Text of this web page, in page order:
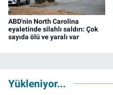
ABD'nin North Carolina
eyaletinde silahlı saldırı: Çok
sayıda ölü ve yaralı var
Yükleniyor...